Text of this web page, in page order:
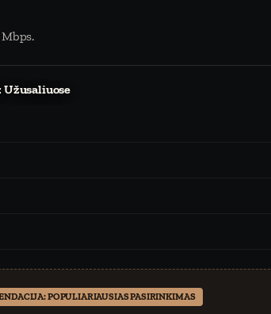
Užusaliuose
POPULIARIAUSIAS PASIRINKIMAS